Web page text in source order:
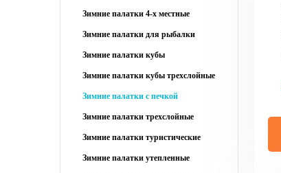
Зимние палатки 4-х местные
Зимние палатки для рыбалки
Зимние палатки кубы
Зимние палатки кубы трехслойные
Зимние палатки с печкой
Зимние палатки трехслойные
Зимние палатки туристические
Зимние палатки утепленные